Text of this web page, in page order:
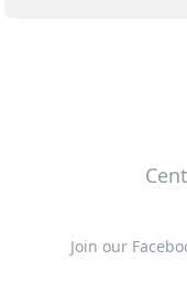
Join our